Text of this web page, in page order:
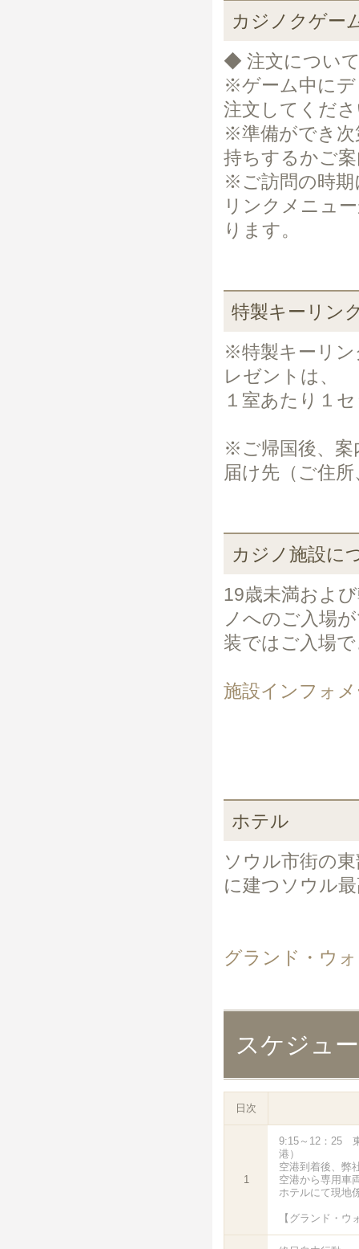
カジノクゲー
◆ 注文につい
※ゲーム中に
注文してくだ
※準備ができ次
持ちするかご
※ご訪問の時期
リンクメニュ
ります。
特製キーリン
※特製キーリン
レゼントは、
１室あたり１
※ご帰国後、案
届け先（ご住
カジノ施設に
19歳未満およ
ノへのご入場
装ではご入場
施設インフォ
ホテル
ソウル市街の
に建つソウル
グランド・ウ
スケジュ
日次
1
9:15～12：25
港）
空港到着後、弊
空港から専用車
ホテルにて現地
【グランド・ウ